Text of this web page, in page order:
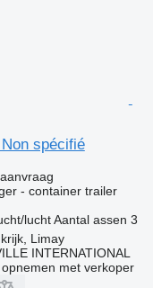
spécifié
- container trailer
lucht Aantal assen 3
Limay
INTERNATIONAL
met verkoper